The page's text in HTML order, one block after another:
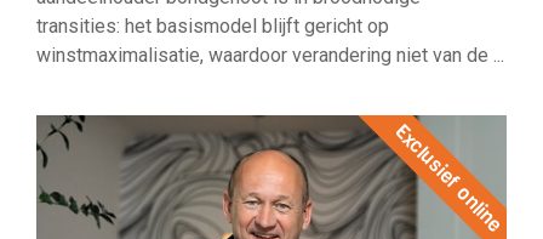
transities: het basismodel blijft gericht op
winstmaximalisatie, waardoor verandering niet van de ...
Exclusief online